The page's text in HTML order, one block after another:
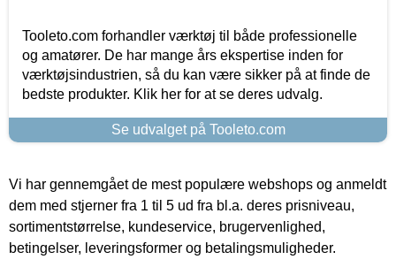
Tooleto.com forhandler værktøj til både professionelle
og amatører. De har mange års ekspertise inden for
værktøjsindustrien, så du kan være sikker på at finde de
bedste produkter. Klik her for at se deres udvalg.
Se udvalget på Tooleto.com
Vi har gennemgået de mest populære webshops og anmeldt
dem med stjerner fra 1 til 5 ud fra bl.a. deres prisniveau,
sortimentstørrelse, kundeservice, brugervenlighed,
betingelser, leveringsformer og betalingsmuligheder.